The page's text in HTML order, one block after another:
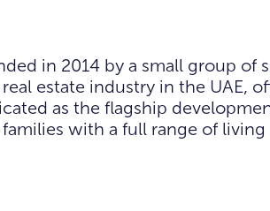
in 2014 by a small group of
estate industry in the UAE,
as the flagship
with a full range of living